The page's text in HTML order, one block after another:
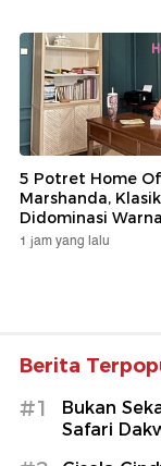
5 Potret Home
Marshanda,
Didominasi
1 jam yang lalu
Berita
#1
Bukan
Safari